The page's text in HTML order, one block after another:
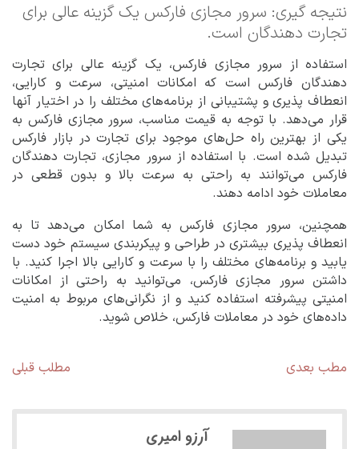
نتیجه گیری: سرور مجازی فارکس یک گزینه عالی برای
تجارت دهندگان است.
استفاده از سرور مجازی فارکس، یک گزینه عالی برای تجارت
دهندگان فارکس است که امکانات امنیتی، سرعت و کارایی،
انعطاف پذیری و پشتیبانی از برنامه‌های مختلف را در اختیار آنها
قرار می‌دهد. با توجه به قیمت مناسب، سرور مجازی فارکس به
یکی از بهترین راه حل‌های موجود برای تجارت در بازار فارکس
تبدیل شده است. با استفاده از سرور مجازی، تجارت دهندگان
فارکس می‌توانند به راحتی به سرعت بالا و بدون قطعی در
معاملات خود ادامه دهند.
همچنین، سرور مجازی فارکس به شما امکان می‌دهد تا به
انعطاف پذیری بیشتری در طراحی و پیکربندی سیستم خود دست
یابید و برنامه‌های مختلف را با سرعت و کارایی بالا اجرا کنید. با
داشتن سرور مجازی فارکس، می‌توانید به راحتی از امکانات
امنیتی پیشرفته استفاده کنید و از نگرانی‌های مربوط به امنیت
داده‌های خود در معاملات فارکس، خلاص شوید.
راهبری مطلب قبلی مطب بعدیمطلب
آرزو امیری